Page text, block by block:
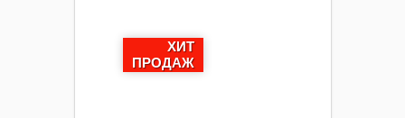
ХИТ
ПРОДАЖ